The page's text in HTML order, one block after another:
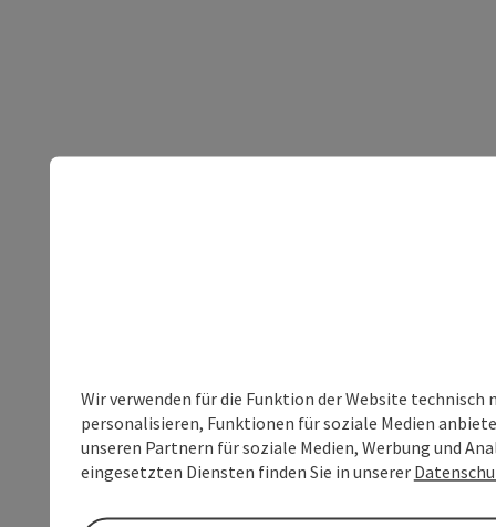
Wir verwenden für die Funktion der Website
personalisieren, Funktionen für soziale Medien
unseren Partnern für soziale Medien, Werbung und
eingesetzten Diensten finden Sie in unserer